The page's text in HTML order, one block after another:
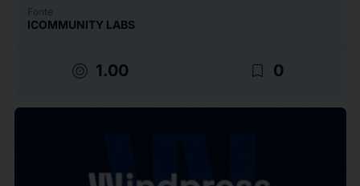
Fonte
ICOMMUNITY LABS
target 1.00 bookmark_border 0